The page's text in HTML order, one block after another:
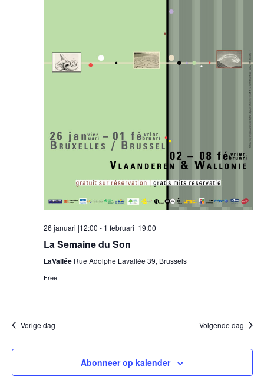
26 januari |12:00 - 1 februari |19:00
La Semaine du Son
LaVallée Rue Adolphe Lavallée 39, Brussels
Free
Vorige dag Volgende dag
Abonneer op kalender